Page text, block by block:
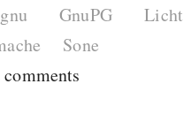
gnu GnuPG
Licht
Sone